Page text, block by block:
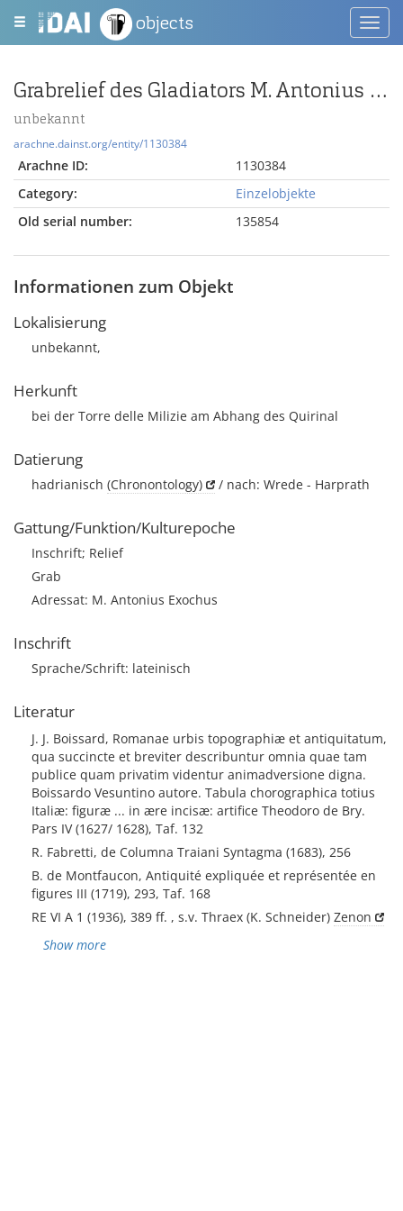
objects
Grabrelief des Gladiators M. Antonius Exochus
unbekannt
arachne.dainst.org/entity/1130384
Arachne ID:
1130384
Category:
Einzelobjekte
Old serial number:
135854
Informationen zum Objekt
Lokalisierung
unbekannt,
Herkunft
bei der Torre delle Milizie am Abhang des Quirinal
Datierung
hadrianisch (Chronontology) / nach: Wrede - Harprath
Gattung/Funktion/Kulturepoche
Inschrift; Relief
Grab
Adressat: M. Antonius Exochus
Inschrift
Sprache/Schrift: lateinisch
Literatur
J. J. Boissard, Romanae urbis topographiæ et antiquitatum,
qua succincte et breviter describuntur omnia quae tam
publice quam privatim videntur animadversione digna.
Boissardo Vesuntino autore. Tabula chorographica totius
Italiæ: figuræ ... in ære incisæ: artifice Theodoro de Bry.
Pars IV (1627/ 1628), Taf. 132
R. Fabretti, de Columna Traiani Syntagma (1683), 256
B. de Montfaucon, Antiquité expliquée et représentée en
figures III (1719), 293, Taf. 168
RE VI A 1 (1936), 389 ff. , s.v. Thraex (K. Schneider) Zenon
Show more